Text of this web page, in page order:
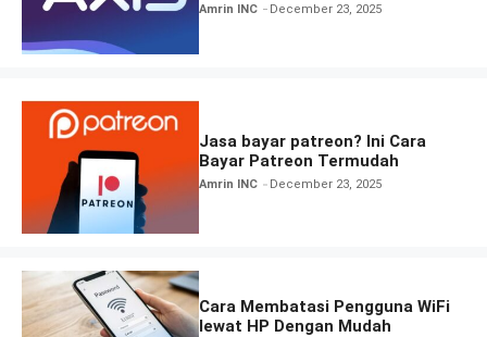
Amrin INC December 23, 2025
Jasa bayar patreon? Ini Cara
Bayar Patreon Termudah
Amrin INC December 23, 2025
Cara Membatasi Pengguna WiFi
lewat HP Dengan Mudah